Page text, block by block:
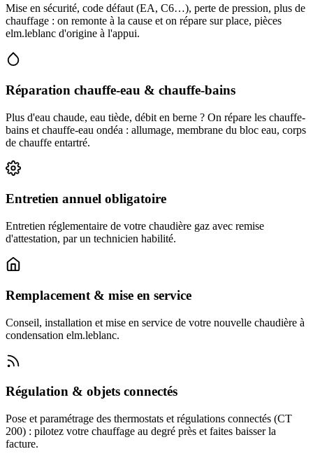
Mise en sécurité, code défaut (EA, C6…), perte de pression, plus de
chauffage : on remonte à la cause et on répare sur place, pièces
elm.leblanc d'origine à l'appui.
Réparation chauffe-eau & chauffe-bains
Plus d'eau chaude, eau tiède, débit en berne ? On répare les chauffe-
bains et chauffe-eau ondéa : allumage, membrane du bloc eau, corps
de chauffe entartré.
Entretien annuel obligatoire
Entretien réglementaire de votre chaudière gaz avec remise
d'attestation, par un technicien habilité.
Remplacement & mise en service
Conseil, installation et mise en service de votre nouvelle chaudière à
condensation elm.leblanc.
Régulation & objets connectés
Pose et paramétrage des thermostats et régulations connectés (CT
200) : pilotez votre chauffage au degré près et faites baisser la
facture.